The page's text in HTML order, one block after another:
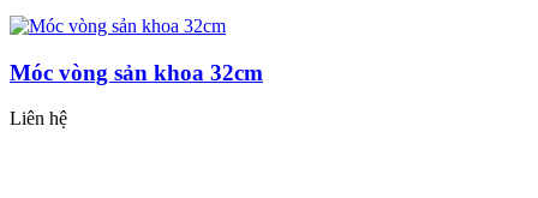
Móc vòng sản khoa 32cm
Liên hệ